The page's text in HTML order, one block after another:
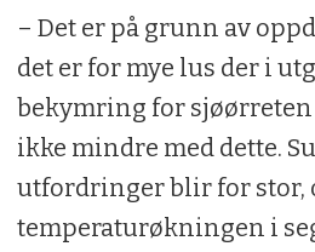
– Det er på grunn av
det er for mye lus der i
bekymring for
ikke mindre med dette.
utfordringer blir for stor,
temperaturøkningen i